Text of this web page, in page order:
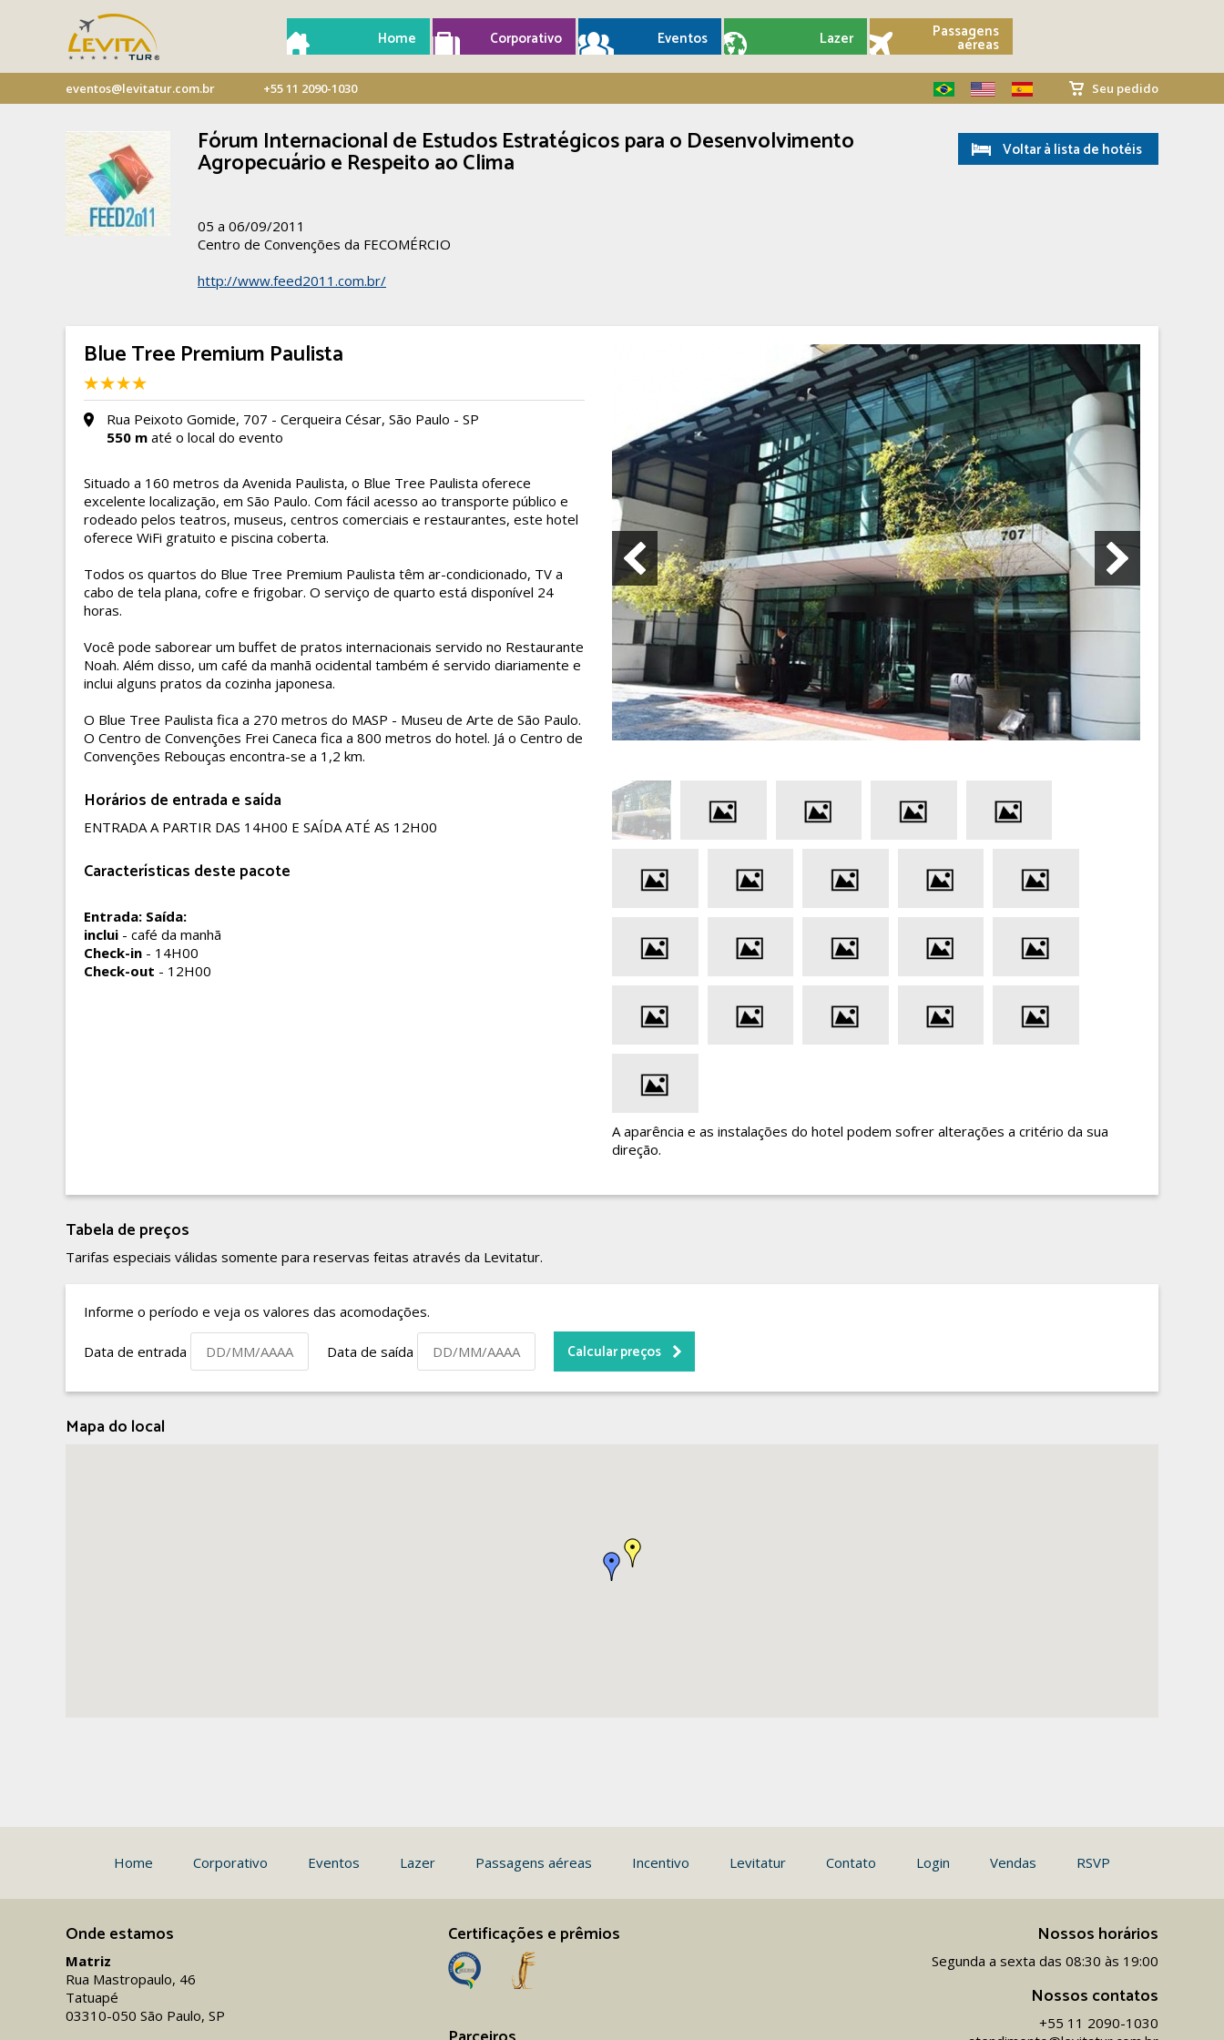
Home Corporativo Eventos Lazer Passagens
aéreas
eventos@levitatur.com.br +55 11 2090-1030 Seu pedido
Fórum Internacional de Estudos Estratégicos para o Desenvolvimento
Agropecuário e Respeito ao Clima
05 a 06/09/2011
Centro de Convenções da FECOMÉRCIO
http://www.feed2011.com.br/
Voltar à lista de hotéis
Blue Tree Premium Paulista
Rua Peixoto Gomide, 707 - Cerqueira César, São Paulo - SP
550 m até o local do evento
Situado a 160 metros da Avenida Paulista, o Blue Tree Paulista oferece
excelente localização, em São Paulo. Com fácil acesso ao transporte público e
rodeado pelos teatros, museus, centros comerciais e restaurantes, este hotel
oferece WiFi gratuito e piscina coberta.
Todos os quartos do Blue Tree Premium Paulista têm ar-condicionado, TV a
cabo de tela plana, cofre e frigobar. O serviço de quarto está disponível 24
horas.
Você pode saborear um buffet de pratos internacionais servido no Restaurante
Noah. Além disso, um café da manhã ocidental também é servido diariamente e
inclui alguns pratos da cozinha japonesa.
O Blue Tree Paulista fica a 270 metros do MASP - Museu de Arte de São Paulo.
O Centro de Convenções Frei Caneca fica a 800 metros do hotel. Já o Centro de
Convenções Rebouças encontra-se a 1,2 km.
Horários de entrada e saída
ENTRADA A PARTIR DAS 14H00 E SAÍDA ATÉ AS 12H00
Características deste pacote
Entrada: Saída:
inclui - café da manhã
Check-in - 14H00
Check-out - 12H00
A aparência e as instalações do hotel podem sofrer alterações a critério da sua
direção.
Tabela de preços
Tarifas especiais válidas somente para reservas feitas através da Levitatur.
Informe o período e veja os valores das acomodações.
Data de entrada Data de saída
Mapa do local
Home Corporativo Eventos Lazer Passagens aéreas Incentivo Levitatur Contato Login Vendas RSVP
Onde estamos
Matriz
Rua Mastropaulo, 46
Tatuapé
03310-050 São Paulo, SP
Certificações e prêmios Nossos horários
Segunda a sexta das 08:30 às 19:00
Nossos contatos
+55 11 2090-1030